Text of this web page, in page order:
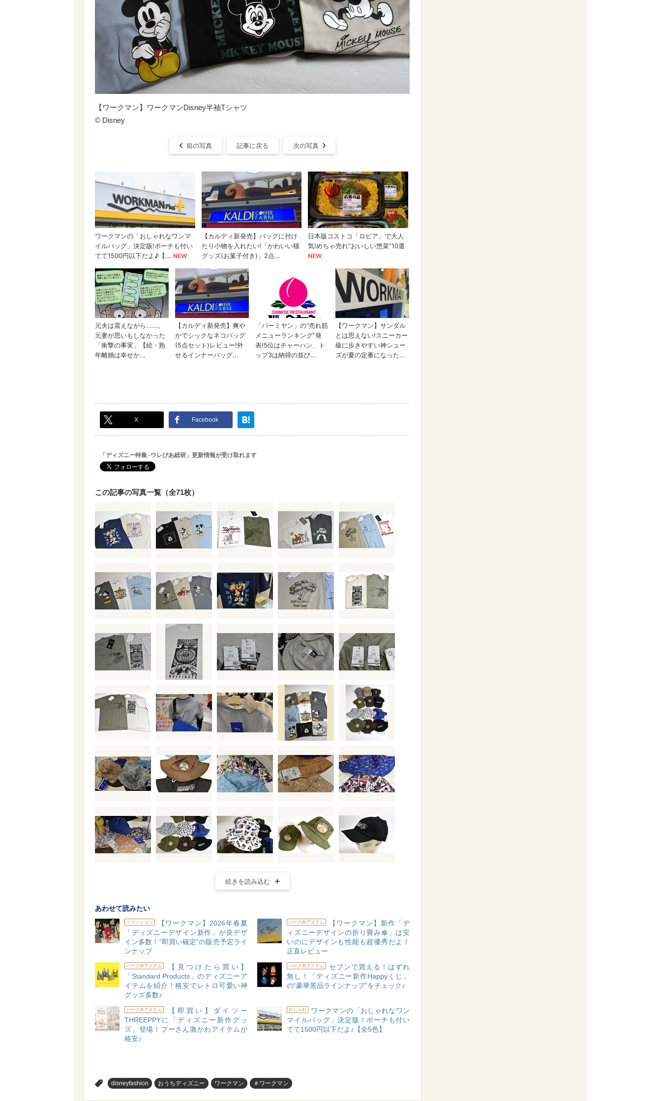
【ワークマン】ワークマンDisney半袖Tシャツ
© Disney
前の写真 記事に戻る 次の写真
X Facebook
「ディズニー特集 -ウレぴあ総研」更新情報が受け取れます
この記事の写真一覧（全71枚）
続きを読み込む
あわせて読みたい
ファッション
【ワークマン】2026年春夏
「ディズニーデザイン新作」が良デザ
イン多数！“即買い確定”の販売予定ライ
ンナップ
パーク外アイテム
【ワークマン】新作「デ
ィズニーデザインの折り畳み傘」は安
いのにデザインも性能も超優秀だよ！
正直レビュー
パーク外アイテム
【見つけたら買い】
「Standard Products」のディズニーア
イテムを紹介！格安でレトロ可愛い神
グッズ多数♪
パーク外アイテム
セブンで買える！はずれ
無し！「ディズニー新作Happyくじ」
の“豪華景品ラインナップ”をチェック♪
パーク外アイテム
【即買い】ダイソー
THREEPPYに「ディズニー新作グッ
ズ」登場！プーさん激かわアイテムが
格安♪
おしゃれ
ワークマンの「おしゃれなワン
マイルバッグ」決定版！ポーチも付い
てて1500円以下だよ♪【全5色】
disneyfashion おうちディズニー ワークマン ＃ワークマン